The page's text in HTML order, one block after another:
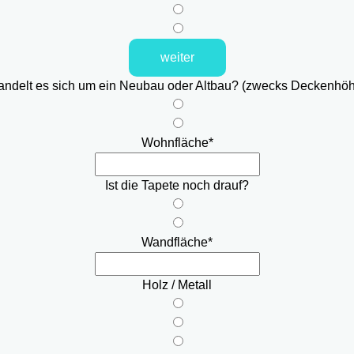
weiter
es sich um ein Neubau oder Altbau? (zwecks
Wohnfläche*
Ist die Tapete noch drauf?
Wandfläche*
Holz / Metall